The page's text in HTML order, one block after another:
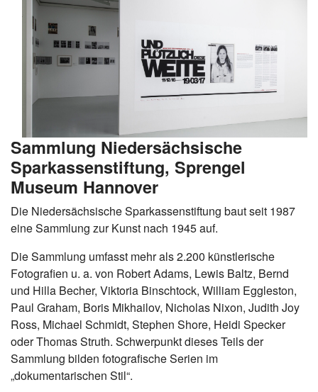
Sammlung Niedersächsische
Sparkassenstiftung, Sprengel
Museum Hannover
Die Niedersächsische Sparkassenstiftung baut seit 1987
eine Sammlung zur Kunst nach 1945 auf.
Die Sammlung umfasst mehr als 2.200 künstlerische
Fotografien u. a. von Robert Adams, Lewis Baltz, Bernd
und Hilla Becher, Viktoria Binschtock, William Eggleston,
Paul Graham, Boris Mikhailov, Nicholas Nixon, Judith Joy
Ross, Michael Schmidt, Stephen Shore, Heidi Specker
oder Thomas Struth. Schwerpunkt dieses Teils der
Sammlung bilden fotografische Serien im
„dokumentarischen Stil“.